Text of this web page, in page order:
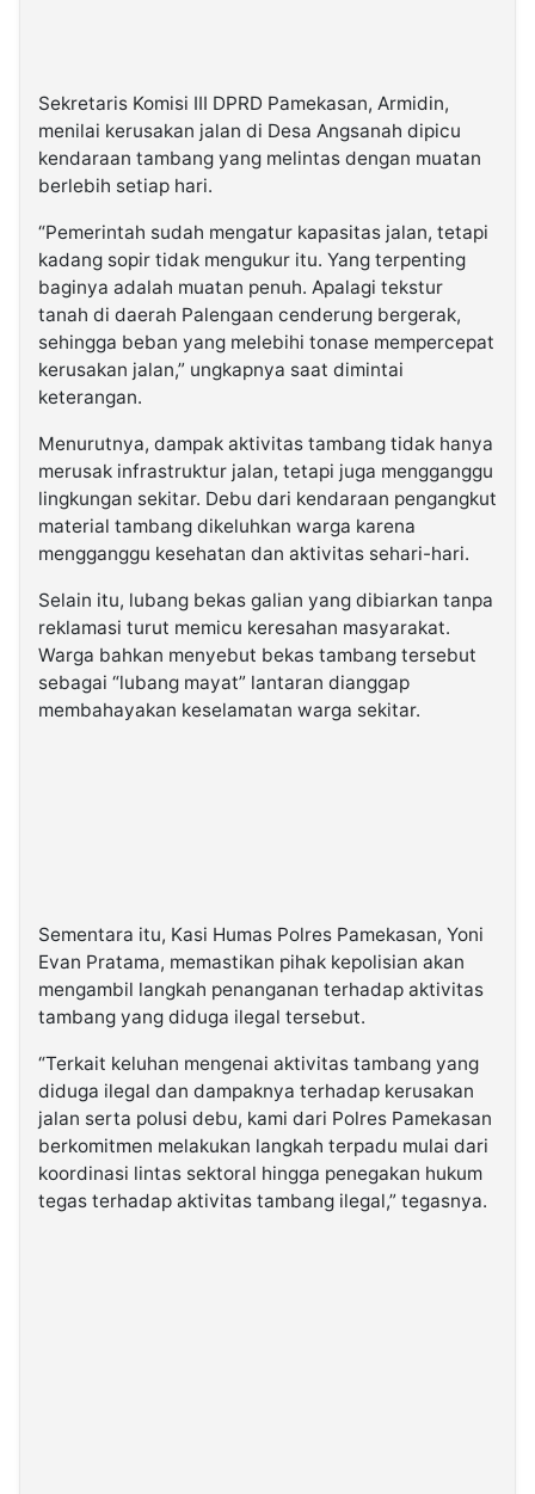
Sekretaris Komisi III DPRD Pamekasan, Armidin,
menilai kerusakan jalan di Desa Angsanah dipicu
kendaraan tambang yang melintas dengan muatan
berlebih setiap hari.
“Pemerintah sudah mengatur kapasitas jalan, tetapi
kadang sopir tidak mengukur itu. Yang terpenting
baginya adalah muatan penuh. Apalagi tekstur
tanah di daerah Palengaan cenderung bergerak,
sehingga beban yang melebihi tonase mempercepat
kerusakan jalan,” ungkapnya saat dimintai
keterangan.
Menurutnya, dampak aktivitas tambang tidak hanya
merusak infrastruktur jalan, tetapi juga mengganggu
lingkungan sekitar. Debu dari kendaraan pengangkut
material tambang dikeluhkan warga karena
mengganggu kesehatan dan aktivitas sehari-hari.
Selain itu, lubang bekas galian yang dibiarkan tanpa
reklamasi turut memicu keresahan masyarakat.
Warga bahkan menyebut bekas tambang tersebut
sebagai “lubang mayat” lantaran dianggap
membahayakan keselamatan warga sekitar.
Sementara itu, Kasi Humas Polres Pamekasan, Yoni
Evan Pratama, memastikan pihak kepolisian akan
mengambil langkah penanganan terhadap aktivitas
tambang yang diduga ilegal tersebut.
“Terkait keluhan mengenai aktivitas tambang yang
diduga ilegal dan dampaknya terhadap kerusakan
jalan serta polusi debu, kami dari Polres Pamekasan
berkomitmen melakukan langkah terpadu mulai dari
koordinasi lintas sektoral hingga penegakan hukum
tegas terhadap aktivitas tambang ilegal,” tegasnya.